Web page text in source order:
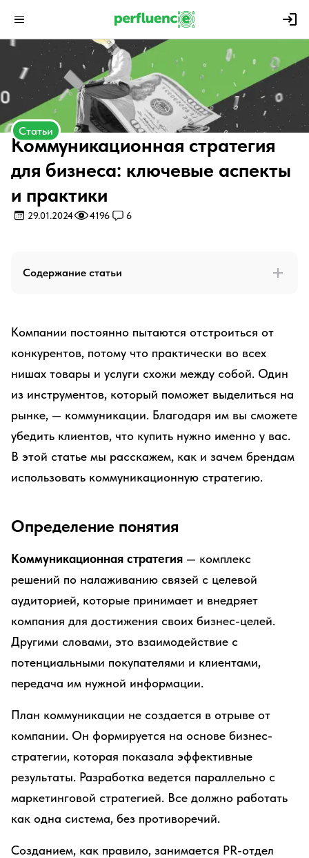
Статьи
Коммуникационная стратегия
для бизнеса: ключевые аспекты
и практики
29.01.2024 4196 6
Содержание статьи
Компании постоянно пытаются отстроиться от
конкурентов, потому что практически во всех
нишах товары и услуги схожи между собой. Один
из инструментов, который поможет выделиться на
рынке, — коммуникации. Благодаря им вы сможете
убедить клиентов, что купить нужно именно у вас.
В этой статье мы расскажем, как и зачем брендам
использовать коммуникационную стратегию.
Определение понятия
Коммуникационная стратегия — комплекс
решений по налаживанию связей с целевой
аудиторией, которые принимает и внедряет
компания для достижения своих бизнес-целей.
Другими словами, это взаимодействие с
потенциальными покупателями и клиентами,
передача им нужной информации.
План коммуникации не создается в отрыве от
компании. Он формируется на основе бизнес-
стратегии, которая показала эффективные
результаты. Разработка ведется параллельно с
маркетинговой стратегией. Все должно работать
как одна система, без противоречий.
Созданием, как правило, занимается PR-отдел